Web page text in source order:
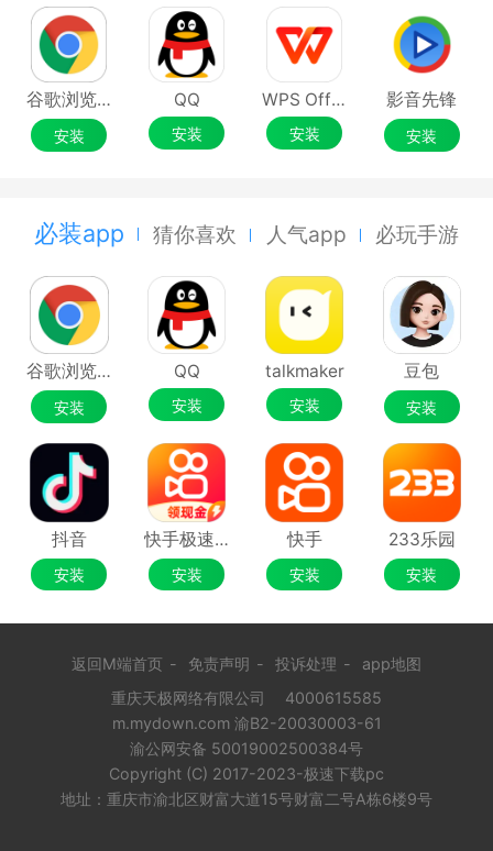
谷歌浏览器Google Chrome
安装
QQ
安装
WPS Office
安装
影音先锋
安装
必装app 猜你喜欢 人气app 必玩手游
谷歌浏览器Google Chrome
安装
QQ
安装
talkmaker
安装
豆包
安装
抖音
安装
快手极速版
安装
快手
安装
233乐园
安装
返回M端首页 - 免责声明 - 投诉处理 -
app地图
重庆天极网络有限公司
4000615585
m.mydown.com 渝B2-20030003-61
渝公网安备 50019002500384号
Copyright (C) 2017-2023-极速下载pc
地址：重庆市渝北区财富大道15号财富二号A栋6楼9号